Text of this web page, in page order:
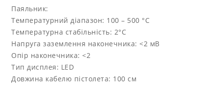
Паяльник:
Температурний діапазон: 100 – 500 °C
Температурна стабільність: 2°C
Напруга заземлення наконечника: <2 мВ
Опір наконечника: <2
Тип дисплея: LED
Довжина кабелю пістолета: 100 см